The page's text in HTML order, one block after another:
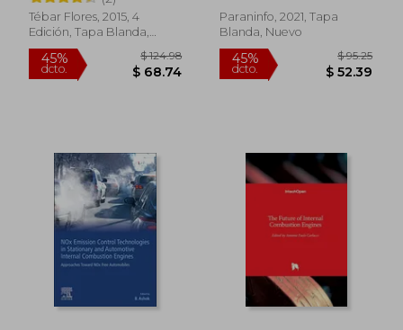
Tébar Flores, 2015, 4
Edición, Tapa Blanda,
Nuevo
Bell&Oacute;
Paraninfo, 2021, Tapa
Blanda, Nuevo